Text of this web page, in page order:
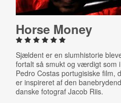
Horse Money
Sjældent er en slumhistorie
fortalt så smukt og værdigt som i
Pedro Costas portugisiske film,
er inspireret af den
danske fotograf Jacob Riis.